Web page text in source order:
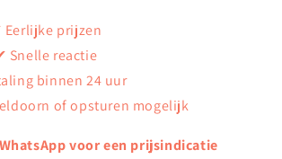
Eerlijke prijzen
Snelle reactie
binnen 24 uur
of opsturen mogelijk
voor een prijsindicatie